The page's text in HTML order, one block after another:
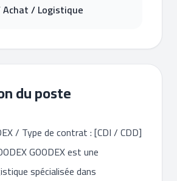
/ Logistique
du poste
/ Type de contrat : [CDI / CDD]
GOODEX est une
spécialisée dans